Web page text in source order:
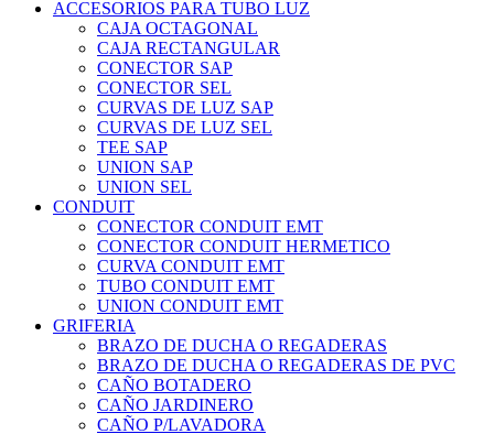
ACCESORIOS PARA TUBO LUZ
CAJA OCTAGONAL
CAJA RECTANGULAR
CONECTOR SAP
CONECTOR SEL
CURVAS DE LUZ SAP
CURVAS DE LUZ SEL
TEE SAP
UNION SAP
UNION SEL
CONDUIT
CONECTOR CONDUIT EMT
CONECTOR CONDUIT HERMETICO
CURVA CONDUIT EMT
TUBO CONDUIT EMT
UNION CONDUIT EMT
GRIFERIA
BRAZO DE DUCHA O REGADERAS
BRAZO DE DUCHA O REGADERAS DE PVC
CAÑO BOTADERO
CAÑO JARDINERO
CAÑO P/LAVADORA